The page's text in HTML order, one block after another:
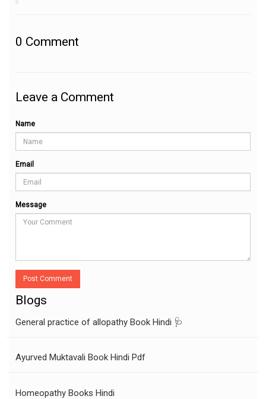
0 Comment
Leave a Comment
Name
Email
Message
Post Comment
Blogs
General practice of allopathy Book Hindi 🩺
Ayurved Muktavali Book Hindi Pdf
Homeopathy Books Hindi